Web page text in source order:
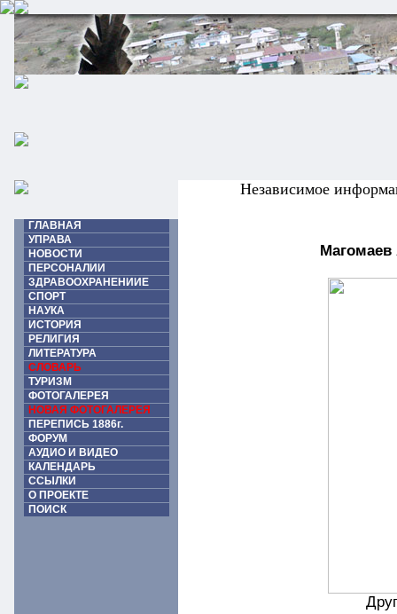
Независимое
ГЛАВНАЯ
УПРАВА
НОВОСТИ
ПЕРСОНАЛИИ
ЗДРАВООХРАНЕНИИЕ
СПОРТ
НАУКА
ИСТОРИЯ
РЕЛИГИЯ
ЛИТЕРАТУРА
СЛОВАРЬ
ТУРИЗМ
ФОТОГАЛЕРЕЯ
НОВАЯ ФОТОГАЛЕРЕЯ
ПЕРЕПИСЬ 1886г.
ФОРУМ
АУДИО И ВИДЕО
КАЛЕНДАРЬ
ССЫЛКИ
О ПРОЕКТЕ
ПОИСК